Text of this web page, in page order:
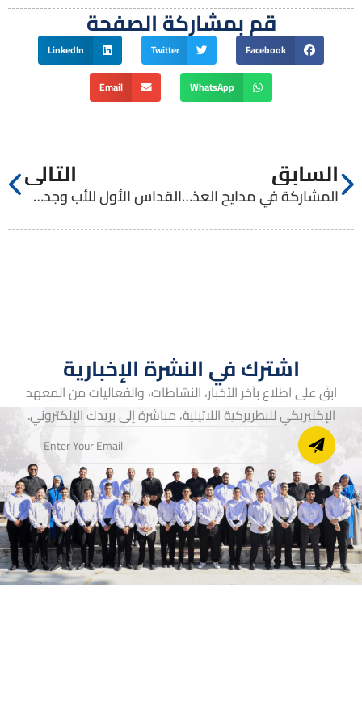
قم بمشاركة الصفحة
Facebook
Twitter
LinkedIn
WhatsApp
Email
السابق
المشاركة في مدايح العذراء مريم في كنيسة مار جريس في عبلين
التالي
القداس الأول للأب وجدي سهاونة في المعهد الإكليريكي
اشترك في النشرة الإخبارية
ابقَ على اطلاع بآخر الأخبار، النشاطات، والفعاليات من المعهد
الإكليريكي للبطريركية اللاتينية، مباشرة إلى بريدك الإلكتروني.